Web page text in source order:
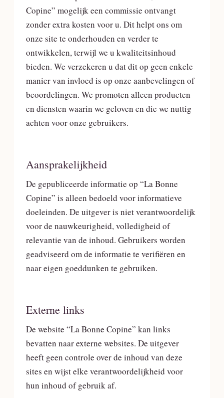
Copine” mogelijk een commissie ontvangt
zonder extra kosten voor u. Dit helpt ons om
onze site te onderhouden en verder te
ontwikkelen, terwijl we u kwaliteitsinhoud
bieden. We verzekeren u dat dit op geen enkele
manier van invloed is op onze aanbevelingen of
beoordelingen. We promoten alleen producten
en diensten waarin we geloven en die we nuttig
achten voor onze gebruikers.
Aansprakelijkheid
De gepubliceerde informatie op “La Bonne
Copine” is alleen bedoeld voor informatieve
doeleinden. De uitgever is niet verantwoordelijk
voor de nauwkeurigheid, volledigheid of
relevantie van de inhoud. Gebruikers worden
geadviseerd om de informatie te verifiëren en
naar eigen goeddunken te gebruiken.
Externe links
De website “La Bonne Copine” kan links
bevatten naar externe websites. De uitgever
heeft geen controle over de inhoud van deze
sites en wijst elke verantwoordelijkheid voor
hun inhoud of gebruik af.